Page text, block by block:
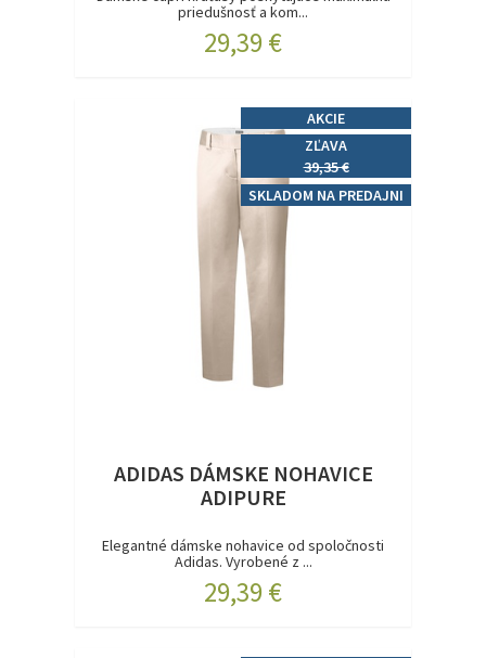
priedušnosť a kom...
29,39 €
AKCIE
ZĽAVA
39,35 €
SKLADOM NA PREDAJNI
ADIDAS DÁMSKE NOHAVICE
ADIPURE
Elegantné dámske nohavice od spoločnosti
Adidas. Vyrobené z ...
29,39 €